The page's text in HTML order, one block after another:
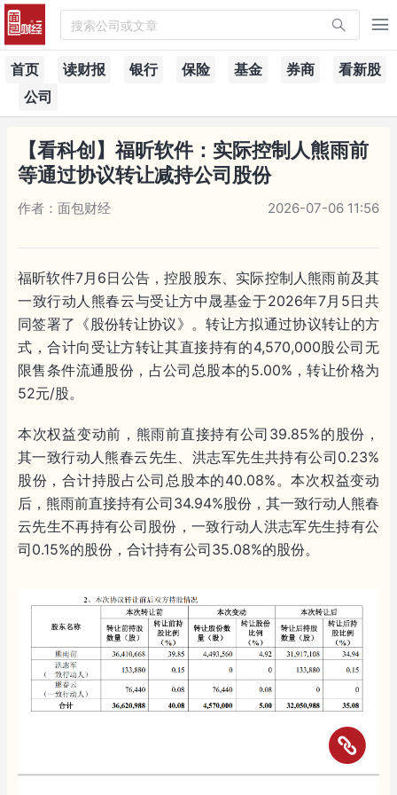
搜索公司或文章
首页 读财报 银行 保险 基金 券商
看新股
公司
【看科创】福昕软件：实际控制人熊雨前
等通过协议转让减持公司股份
作者：面包财经 2026-07-06 11:56
福昕软件7月6日公告，控股股东、实际控制人熊雨前及其
一致行动人熊春云与受让方中晟基金于2026年7月5日共
同签署了《股份转让协议》。转让方拟通过协议转让的方
式，合计向受让方转让其直接持有的4,570,000股公司无
限售条件流通股份，占公司总股本的5.00%，转让价格为
52元/股。
本次权益变动前，熊雨前直接持有公司39.85%的股份，
其一致行动人熊春云先生、洪志军先生共持有公司0.23%
股份，合计持股占公司总股本的40.08%。本次权益变动
后，熊雨前直接持有公司34.94%股份，其一致行动人熊春
云先生不再持有公司股份，一致行动人洪志军先生持有公
司0.15%的股份，合计持有公司35.08%的股份。